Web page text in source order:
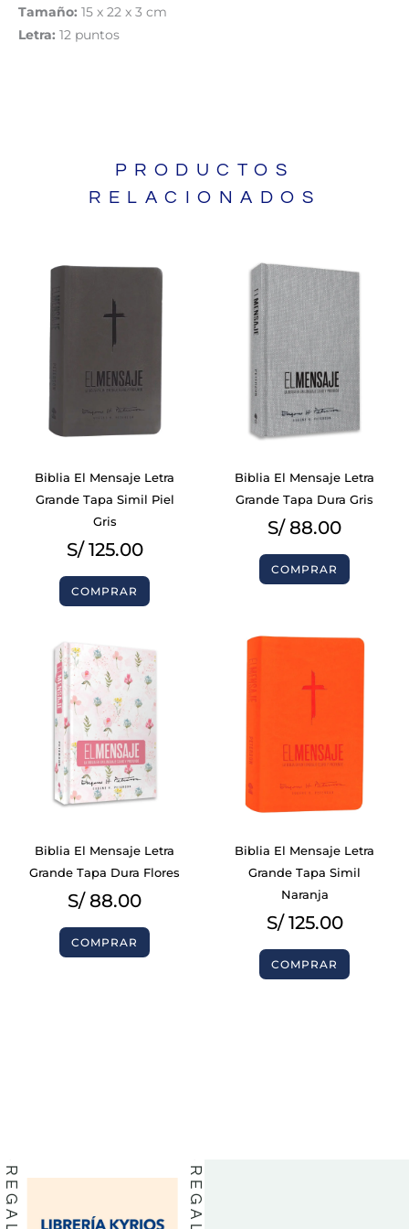
Tamaño: 15 x 22 x 3 cm
Letra: 12 puntos
PRODUCTOS
RELACIONADOS
Biblia El Mensaje Letra
Grande Tapa Simil Piel
Gris
S/125.00
COMPRAR
Biblia El Mensaje Letra
Grande Tapa Dura Gris
S/ 88.00
COMPRAR
Biblia El Mensaje Letra
Grande Tapa Dura Flores
S/88.00
COMPRAR
Biblia El Mensaje Letra
Grande Tapa Simil
Naranja
S/125.00
COMPRAR